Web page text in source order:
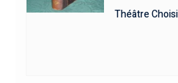
Théâtre